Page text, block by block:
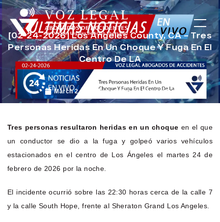
[02-24-2026] Los Angeles County, CA – Tres
Personas Heridas En Un Choque Y Fuga En El
Centro De LA
March 2, 2026 Noticias de Accidentes
Tres personas resultaron heridas en un choque en el que
un conductor se dio a la fuga y golpeó varios vehículos
estacionados en el centro de Los Ángeles el martes 24 de
febrero de 2026 por la noche.
El incidente ocurrió sobre las 22:30 horas cerca de la calle 7
y la calle South Hope, frente al Sheraton Grand Los Angeles.